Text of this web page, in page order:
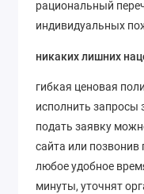
рациональный
индивидуальных
никаких лишних
гибкая ценовая
исполнить запросы
подать заявку
сайта или позвонив
любое удобное
минуты, уточнят